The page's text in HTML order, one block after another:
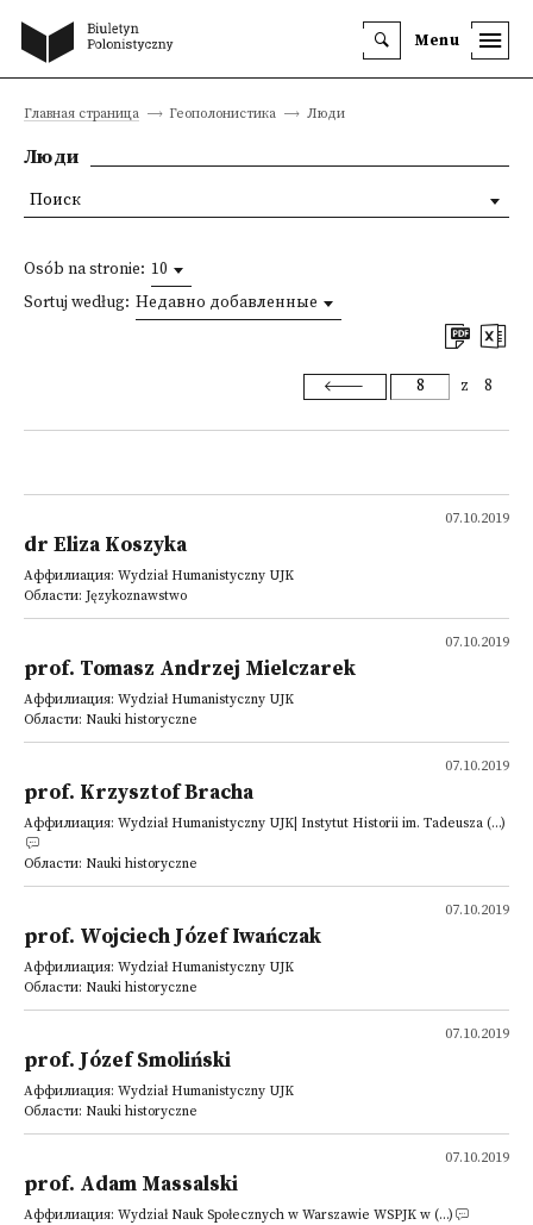
Menu
Главная страница Геополонистика Люди
Люди
Osób na stronie: 10
Sortuj według: Недавно добавленные
z 8
07.10.2019
dr Eliza Koszyka
Аффилиация: Wydział Humanistyczny UJK
Области: Językoznawstwo
07.10.2019
prof. Tomasz Andrzej Mielczarek
Аффилиация: Wydział Humanistyczny UJK
Области: Nauki historyczne
07.10.2019
prof. Krzysztof Bracha
Аффилиация: Wydział Humanistyczny UJK| Instytut Historii im. Tadeusza (...)
Области: Nauki historyczne
07.10.2019
prof. Wojciech Józef Iwańczak
Аффилиация: Wydział Humanistyczny UJK
Области: Nauki historyczne
07.10.2019
prof. Józef Smoliński
Аффилиация: Wydział Humanistyczny UJK
Области: Nauki historyczne
07.10.2019
prof. Adam Massalski
Аффилиация: Wydział Nauk Społecznych w Warszawie WSPJK w (...)
Поиск